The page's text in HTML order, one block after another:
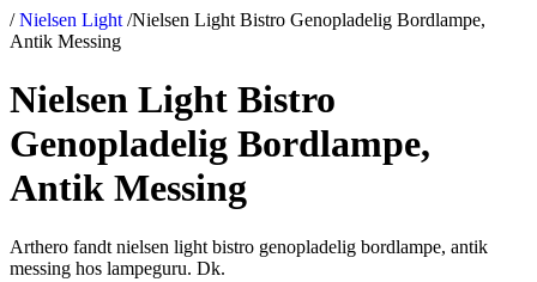
/ Nielsen Light /Nielsen Light Bistro Genopladelig Bordlampe,
Antik Messing
Nielsen Light Bistro
Genopladelig Bordlampe,
Antik Messing
Arthero fandt nielsen light bistro genopladelig bordlampe, antik
messing hos lampeguru. Dk.